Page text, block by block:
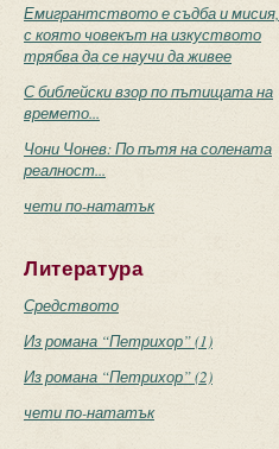
Емигрантството е съдба и мисия,
с която човекът на изкуството
трябва да се научи да живее
С библейски взор по пътищата на
времето...
Чони Чонев: По пътя на солената
реалност...
чети по-нататък
Литература
Средството
Из романа “Петрихор” (1)
Из романа “Петрихор” (2)
чети по-нататък